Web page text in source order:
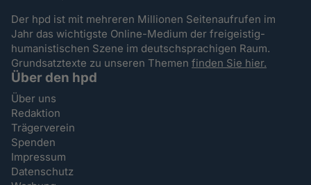
Der hpd ist mit mehreren Millionen Seitenaufrufen im
Jahr das wichtigste Online-Medium der freigeistig-
humanistischen Szene im deutschsprachigen Raum.
Grundsatztexte zu unseren Themenfinden Sie hier.
Über den hpd
Über uns
Redaktion
Trägerverein
Spenden
Impressum
Datenschutz